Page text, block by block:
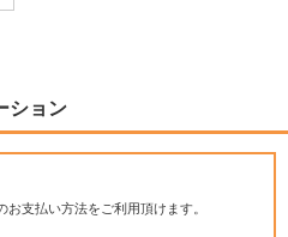
ション
お支払い方法をご利用頂けます。